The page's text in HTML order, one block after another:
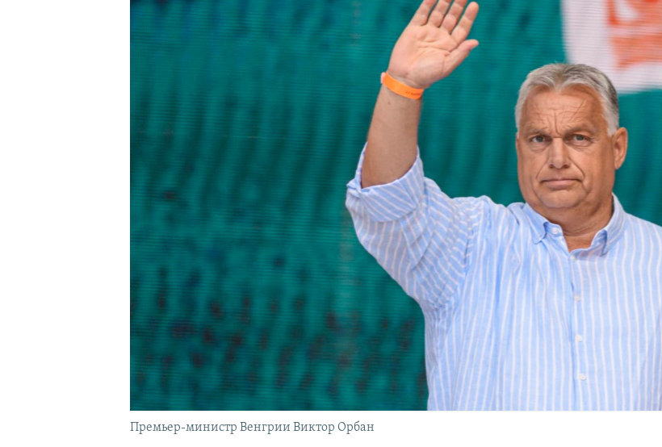
Премьер-министр Венгрии Виктор Орбан